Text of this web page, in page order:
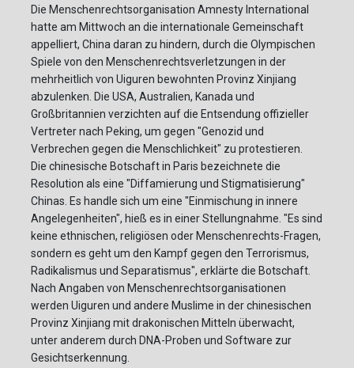
Die Menschenrechtsorganisation Amnesty International
hatte am Mittwoch an die internationale Gemeinschaft
appelliert, China daran zu hindern, durch die Olympischen
Spiele von den Menschenrechtsverletzungen in der
mehrheitlich von Uiguren bewohnten Provinz Xinjiang
abzulenken. Die USA, Australien, Kanada und
Großbritannien verzichten auf die Entsendung offizieller
Vertreter nach Peking, um gegen "Genozid und
Verbrechen gegen die Menschlichkeit" zu protestieren.
Die chinesische Botschaft in Paris bezeichnete die
Resolution als eine "Diffamierung und Stigmatisierung"
Chinas. Es handle sich um eine "Einmischung in innere
Angelegenheiten", hieß es in einer Stellungnahme. "Es sind
keine ethnischen, religiösen oder Menschenrechts-Fragen,
sondern es geht um den Kampf gegen den Terrorismus,
Radikalismus und Separatismus", erklärte die Botschaft.
Nach Angaben von Menschenrechtsorganisationen
werden Uiguren und andere Muslime in der chinesischen
Provinz Xinjiang mit drakonischen Mitteln überwacht,
unter anderem durch DNA-Proben und Software zur
Gesichtserkennung.